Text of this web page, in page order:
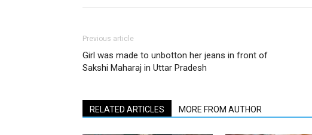
Previous article
Girl was made to unbotton her jeans in front of
Sakshi Maharaj in Uttar Pradesh
RELATED ARTICLES MORE FROM AUTHOR